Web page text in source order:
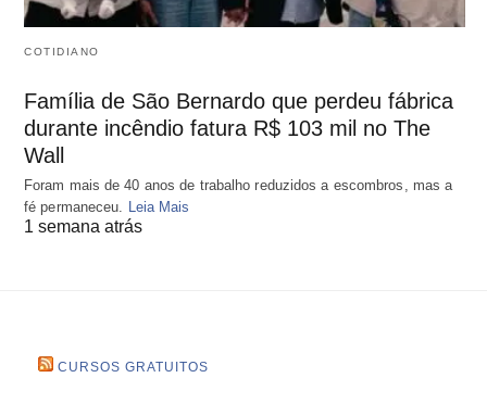
COTIDIANO
Família de São Bernardo que perdeu fábrica
durante incêndio fatura R$ 103 mil no The
Wall
Foram mais de 40 anos de trabalho reduzidos a escombros, mas a
fé permaneceu. Leia Mais
1 semana atrás
CURSOS GRATUITOS